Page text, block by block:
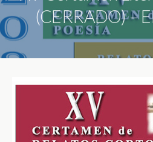
(CERRADO) –